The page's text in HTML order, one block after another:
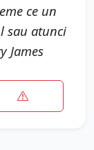
ce un
sau atunci
James